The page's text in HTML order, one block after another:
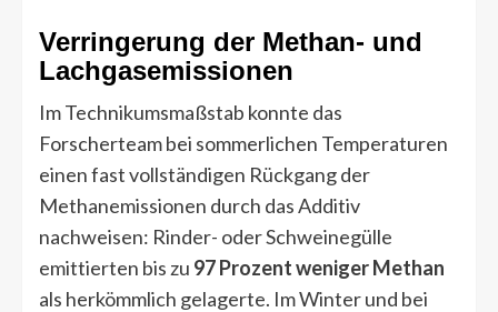
Verringerung der Methan- und
Lachgasemissionen
Im Technikumsmaßstab konnte das
Forscherteam bei sommerlichen Temperaturen
einen fast vollständigen Rückgang der
Methanemissionen durch das Additiv
nachweisen: Rinder- oder Schweinegülle
emittierten bis zu 97 Prozent weniger Methan
als herkömmlich gelagerte. Im Winter und bei